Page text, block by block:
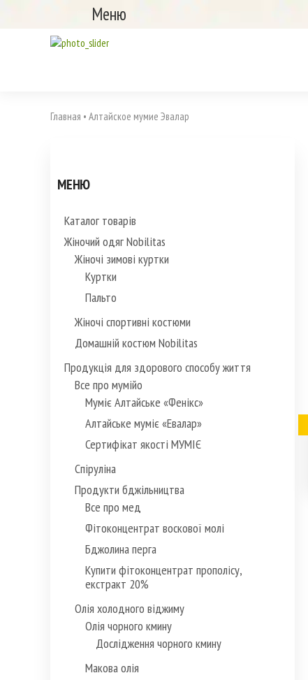
Меню
Главная • Алтайское мумие Эвалар
МЕНЮ
Каталог товарів
Жіночий одяг Nobilitas
Жіночі зимові куртки
Куртки
Пальто
Жіночі спортивні костюми
Домашній костюм Nobilitas
Продукція для здорового способу життя
Все про мумійо
Муміє Алтайське «Фенікс»
Алтайське муміє «Евалар»
Сертифікат якості МУМІЄ
Спіруліна
Продукти бджільництва
Все про мед
Фітоконцентрат воскової молі
Бджолина перга
Купити фітоконцентрат прополісу,
екстракт 20%
Олія холодного віджиму
Олія чорного кмину
Дослідження чорного кмину
Макова олія